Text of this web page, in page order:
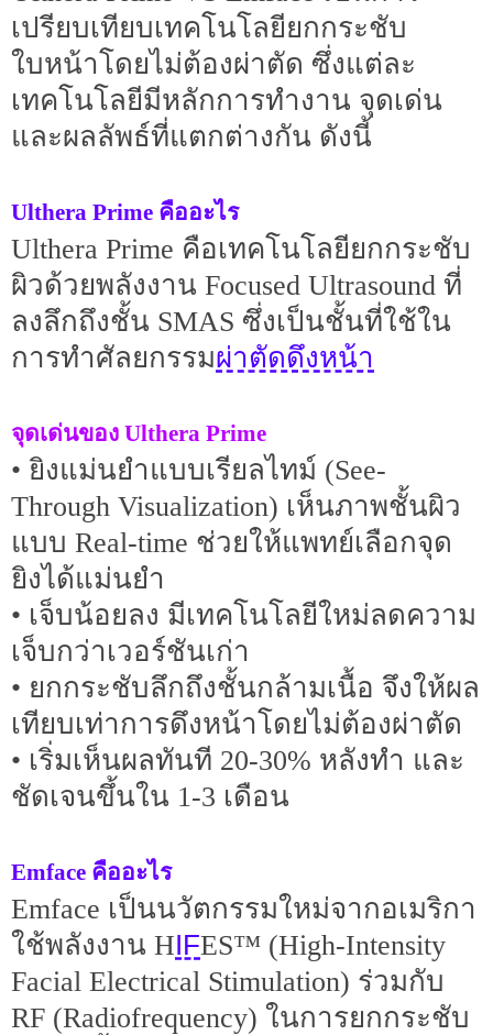
เปรียบเทียบเทคโนโลยียกกระชับ
ใบหน้าโดยไม่ต้องผ่าตัด ซึ่งแต่ละ
เทคโนโลยีมีหลักการทำงาน จุดเด่น
และผลลัพธ์ที่แตกต่างกัน ดังนี้
Ulthera Prime คืออะไร
Ulthera Prime คือเทคโนโลยียกกระชับ
ผิวด้วยพลังงาน Focused Ultrasound ที่
ลงลึกถึงชั้น SMAS ซึ่งเป็นชั้นที่ใช้ใน
การทำศัลยกรรมผ่าตัดดึงหน้า
จุดเด่นของ Ulthera Prime
• ยิงแม่นยำแบบเรียลไทม์ (See-
Through Visualization) เห็นภาพชั้นผิว
แบบ Real-time ช่วยให้แพทย์เลือกจุด
ยิงได้แม่นยำ
• เจ็บน้อยลง มีเทคโนโลยีใหม่ลดความ
เจ็บกว่าเวอร์ชันเก่า
• ยกกระชับลึกถึงชั้นกล้ามเนื้อ จึงให้ผล
เทียบเท่าการดึงหน้าโดยไม่ต้องผ่าตัด
• เริ่มเห็นผลทันที 20-30% หลังทำ และ
ชัดเจนขึ้นใน 1-3 เดือน
Emface คืออะไร
Emface เป็นนวัตกรรมใหม่จากอเมริกา
ใช้พลังงาน HIFES™ (High-Intensity
Facial Electrical Stimulation) ร่วมกับ
RF (Radiofrequency) ในการยกกระชับ